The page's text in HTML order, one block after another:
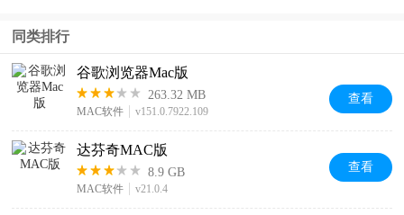
同类排行
谷歌浏览器Mac版
263.32 MB
MAC软件 v151.0.7922.109
查看
达芬奇MAC版
8.9 GB
MAC软件 v21.0.4
查看